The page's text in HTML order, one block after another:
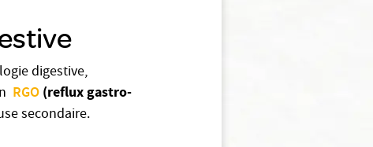
digestive,
RGO (reflux gastro-
secondaire.